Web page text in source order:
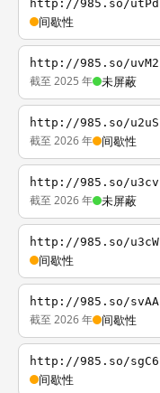
http://985.so/utPd
间歇性
http://985.so/uvM2
截至 2025 年 未屏蔽
http://985.so/u2uS
截至 2026 年 间歇性
http://985.so/u3cv
截至 2026 年 未屏蔽
http://985.so/u3cW
间歇性
http://985.so/svAA
截至 2026 年 间歇性
http://985.so/sgC6
间歇性